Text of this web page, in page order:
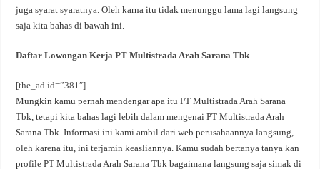
juga syarat syaratnya. Oleh karna itu tidak menunggu lama lagi langsung
saja kita bahas di bawah ini.
Daftar Lowongan Kerja PT Multistrada Arah Sarana Tbk
[the_ad id=”381″]
Mungkin kamu pernah mendengar apa itu PT Multistrada Arah Sarana
Tbk, tetapi kita bahas lagi lebih dalam mengenai PT Multistrada Arah
Sarana Tbk. Informasi ini kami ambil dari web perusahaannya langsung,
oleh karena itu, ini terjamin keasliannya. Kamu sudah bertanya tanya kan
profile PT Multistrada Arah Sarana Tbk bagaimana langsung saja simak di